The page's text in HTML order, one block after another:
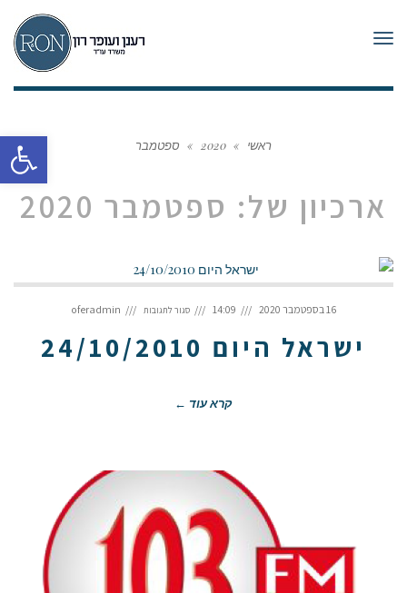
פתח
תפריט
ראשי »
2020
» ספטמבר
ארכיון של: ספטמבר 2020
16 בספטמבר 2020 14:09 סגור לתגובות ישראל
היום oferadmin
ישראל היום 24/10/2010
קרא עוד ←